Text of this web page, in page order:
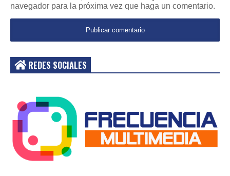
navegador para la próxima vez que haga un comentario.
REDES SOCIALES